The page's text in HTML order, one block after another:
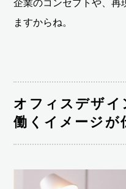
企業のコンセプトや、再
ますからね。
オフィスデザ
働くイメージが